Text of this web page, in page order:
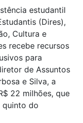
estudantil
(Dires),
Cultura e
recebe recursos
para
de Assuntos
e Silva, a
22 milhões, que
quinto do